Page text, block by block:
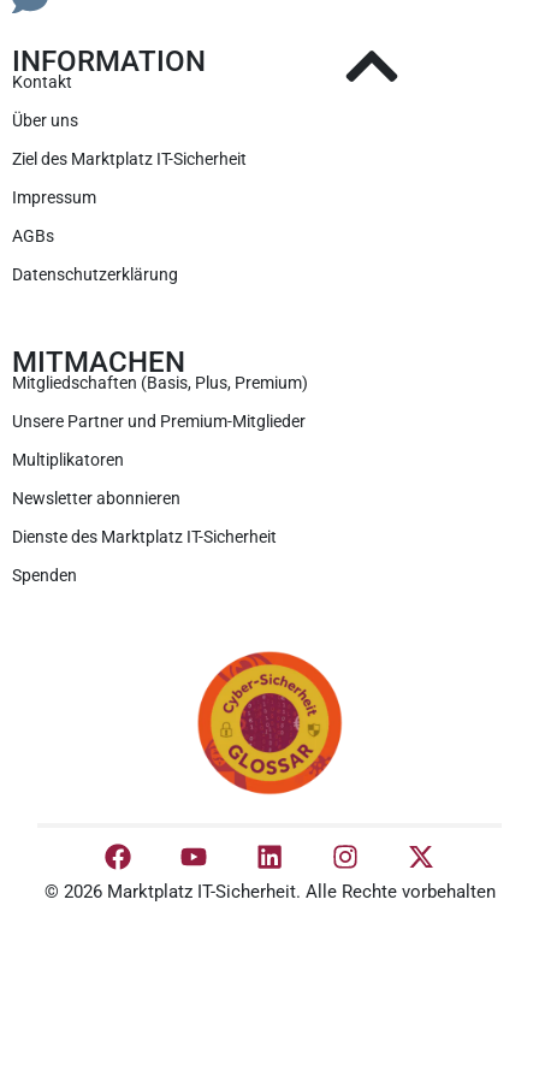
INFORMATION
Kontakt
Über uns
Ziel des Marktplatz IT-Sicherheit
Impressum
AGBs
Datenschutzerklärung
MITMACHEN
Mitgliedschaften (Basis, Plus, Premium)
Unsere Partner und Premium-Mitglieder
Multiplikatoren
Newsletter abonnieren
Dienste des Marktplatz IT-Sicherheit
Spenden
© 2026 Marktplatz IT-Sicherheit. Alle Rechte vorbehalten